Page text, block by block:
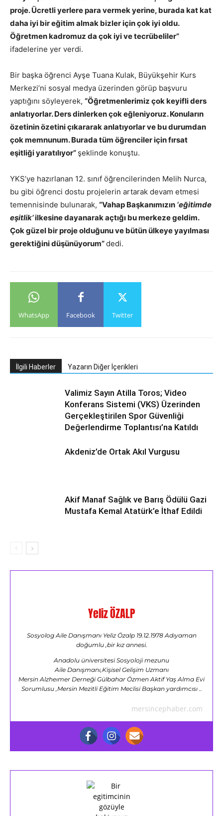
proje. Ücretli yerlere para vermek yerine, burada kat kat
daha iyi bir eğitim almak bizler için çok iyi oldu.
Öğretmen kadromuz da çok iyi ve tecrübeliler”
ifadelerine yer verdi.
Bir başka öğrenci Ayşe Tuana Kulak, Büyükşehir Kurs
Merkezi’ni sosyal medya üzerinden görüp başvuru
yaptığını söyleyerek, “Öğretmenlerimiz çok keyifli ders
anlatıyorlar. Ders dinlerken çok eğleniyoruz. Konuların
özetinin özetini çıkararak anlatıyorlar ve bu durumdan
çok memnunum. Burada tüm öğrenciler için fırsat
eşitliği yaratılıyor” şeklinde konuştu.
YKS’ye hazırlanan 12. sınıf öğrencilerinden Melih Nurca,
bu gibi öğrenci dostu projelerin artarak devam etmesi
temennisinde bulunarak, “Vahap Başkanımızın ‘eğitimde
eşitlik’ilkesine dayanarak açtığı bu merkeze geldim.
Çok güzel bir proje olduğunu ve bütün ülkeye yayılması
gerektiğini düşünüyorum”dedi.
WhatsApp Facebook Twitter
İlgili Haberler Yazarın Diğer İçerikleri
Valimiz Sayın Atilla Toros; Video
Konferans Sistemi (VKS) Üzerinden
Gerçekleştirilen Spor Güvenliği
Değerlendirme Toplantısı’na Katıldı
Akdeniz’de Ortak Akıl Vurgusu
Akif Manaf Sağlık ve Barış Ödülü Gazi
Mustafa Kemal Atatürk’e İthaf Edildi
Yeliz ÖZALP
Sosyolog Aile Danışmanı Yeliz Özalp 19.12.1978 Adıyaman
doğumlu ,bir kız annesi.
Anadolu üniversitesi Sosyoloji mezunu
Aile Danışmanı,Kişisel Gelişim Uzmanı
Mersin Alzheımer Derneği Gülbahar Özmen Aktif Yaş Alma Evi
Sorumlusu ,Mersin Mezitli Eğitim Meclisi Başkan yardımcısı ..
mersincephaber.com